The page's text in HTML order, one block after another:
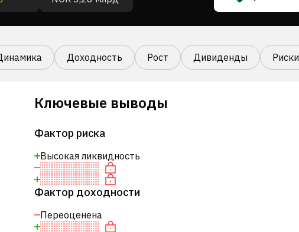
Доходность Рост Дивиденды Риски
Ключевые выводы
Фактор риска
Высокая ликвидность
Фактор доходности
Переоценена